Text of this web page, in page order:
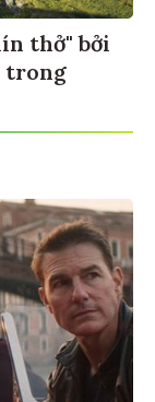
thở" bởi
trong